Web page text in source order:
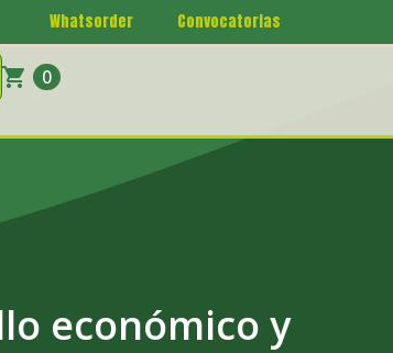
Whatsorder Convocatorias
0
económico y